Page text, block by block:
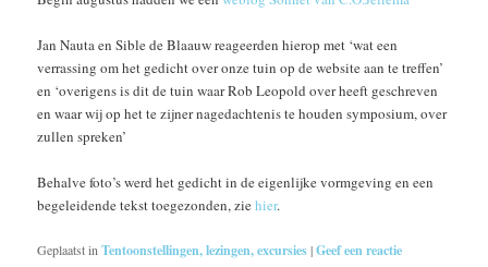
Jan Nauta en Sible de Blaauw reageerden hierop met ‘wat een
verrassing om het gedicht over onze tuin op de website aan te treffen’
en ‘overigens is dit de tuin waar Rob Leopold over heeft geschreven
en waar wij op het te zijner nagedachtenis te houden symposium, over
zullen spreken’
Behalve foto’s werd het gedicht in de eigenlijke vormgeving en een
begeleidende tekst toegezonden, ziehier.
Geplaatst in Tentoonstellingen, lezingen, excursies|Geef een reactie